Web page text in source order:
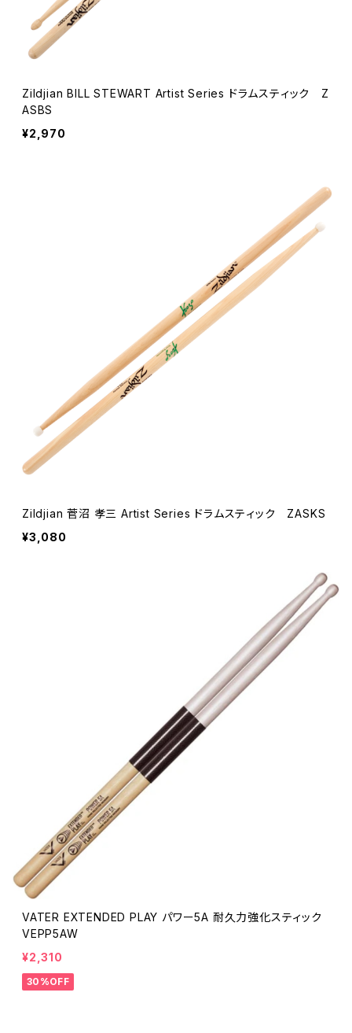
Zildjian BILL STEWART Artist Series ドラムスティック Z
ASBS
¥2,970
Zildjian 菅沼 孝三 Artist Series ドラムスティック ZASKS
¥3,080
VATER EXTENDED PLAY パワー5A 耐久力強化スティック
VEPP5AW
¥2,310
30%OFF